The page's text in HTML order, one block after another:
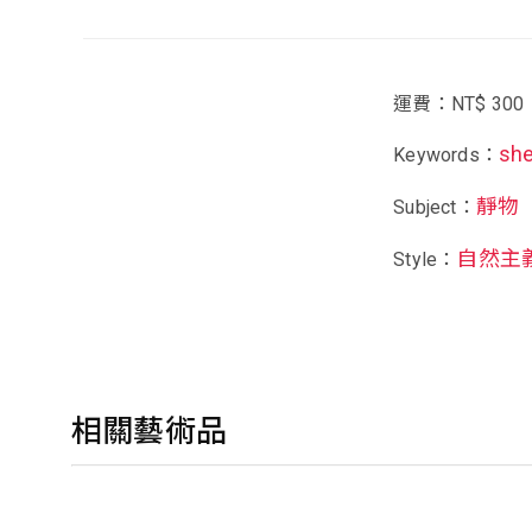
運費：NT$ 300
Keywords：
Subject： 靜物
Style： 自然主
相關藝術品